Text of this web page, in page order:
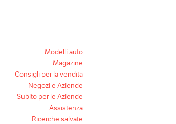
Modelli auto
Magazine
Consigli per la vendita
Negozi e Aziende
Subito per le Aziende
Assistenza
Ricerche salvate